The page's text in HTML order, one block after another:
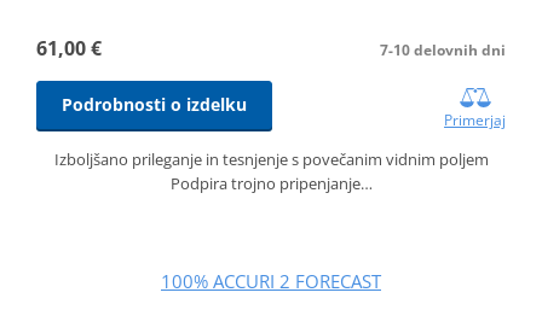
61,00 € 7-10 delovnih dni
Podrobnosti o izdelku
Primerjaj
Izboljšano prileganje in tesnjenje s povečanim vidnim poljem
Podpira trojno pripenjanje…
100% ACCURI 2 FORECAST